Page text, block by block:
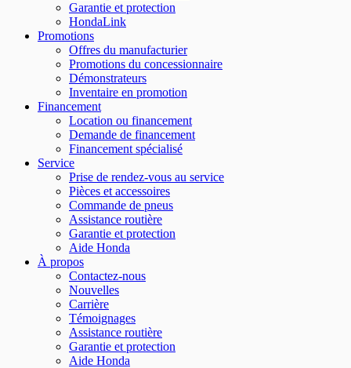
Garantie et protection
HondaLink
Promotions
Offres du manufacturier
Promotions du concessionnaire
Démonstrateurs
Inventaire en promotion
Financement
Location ou financement
Demande de financement
Financement spécialisé
Service
Prise de rendez-vous au service
Pièces et accessoires
Commande de pneus
Assistance routière
Garantie et protection
Aide Honda
À propos
Contactez-nous
Nouvelles
Carrière
Témoignages
Assistance routière
Garantie et protection
Aide Honda